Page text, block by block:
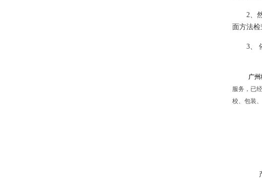
2、
面方法检
3、
广州
服务，已
校、包装